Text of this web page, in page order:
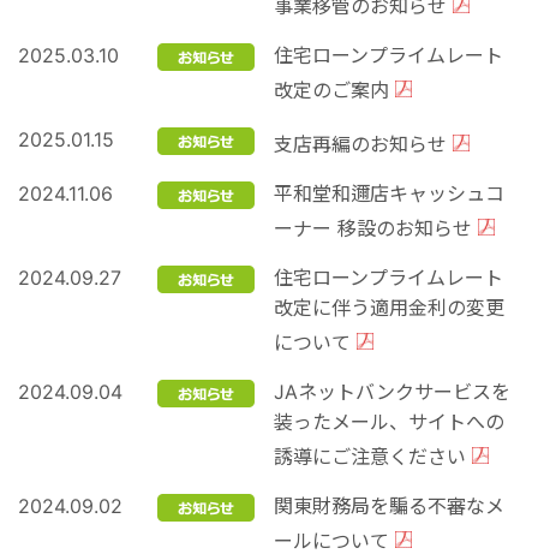
事業移管のお知らせ
2025.03.10
住宅ローンプライムレート
改定のご案内
2025.01.15 支店再編のお知らせ
2024.11.06
平和堂和邇店キャッシュコ
ーナー 移設のお知らせ
2024.09.27
住宅ローンプライムレート
改定に伴う適用金利の変更
について
2024.09.04
JAネットバンクサービスを
装ったメール、サイトへの
誘導にご注意ください
2024.09.02
関東財務局を騙る不審なメ
ールについて